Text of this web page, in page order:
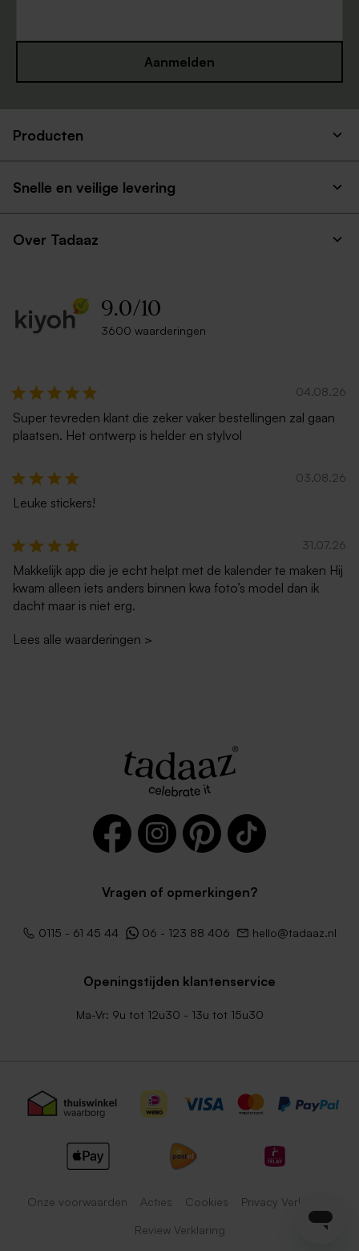
Aanmelden
Producten
Snelle en veilige levering
Over Tadaaz
9.0/10
3600 waarderingen
04.08.26
Super tevreden klant die zeker vaker bestellingen zal gaan
plaatsen. Het ontwerp is helder en stylvol
03.08.26
Leuke stickers!
31.07.26
Makkelijk app die je echt helpt met de kalender te maken Hij
kwam alleen iets anders binnen kwa foto’s model dan ik
dacht maar is niet erg.
Lees alle waarderingen >
Vragen of opmerkingen?
0115 - 61 45 44 06 - 123 88 406 hello@tadaaz.nl
Openingstijden klantenservice
Ma-Vr: 9u tot 12u30 - 13u tot 15u30
Onze voorwaarden Acties Cookies Privacy Verklaring
Review Verklaring